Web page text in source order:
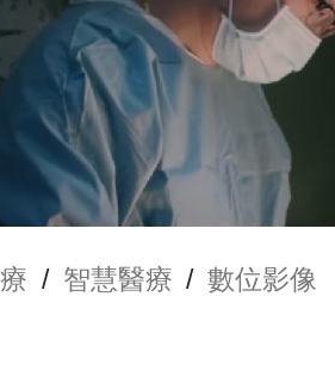
/ 智慧醫療 / 數位影像